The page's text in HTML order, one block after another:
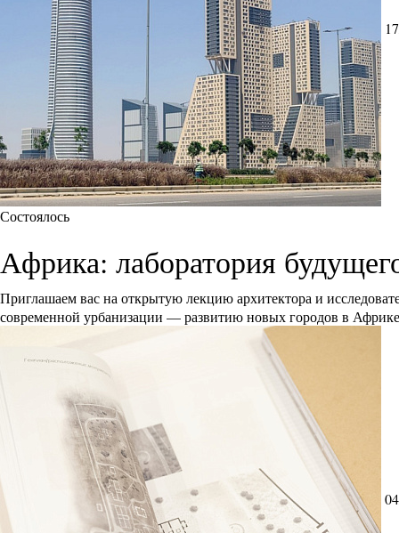
Состоялось
Африка: лаборатория
Приглашаем вас на открытую лекцию архитектора и
современной урбанизации — развитию новых городов в Африке